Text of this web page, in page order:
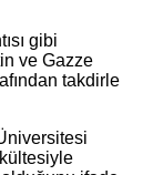
gibi
ve Gazze
takdirle